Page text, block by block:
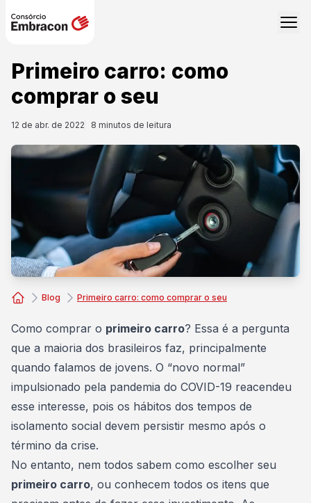
Primeiro carro: como
comprar o seu
12 de abr. de 2022 8 minutos de leitura
Blog Primeiro carro: como comprar o seu
Como comprar o primeiro carro? Essa é a pergunta
que a maioria dos brasileiros faz, principalmente
quando falamos de jovens. O “novo normal”
impulsionado pela pandemia do COVID-19 reacendeu
esse interesse, pois os hábitos dos tempos de
isolamento social devem persistir mesmo após o
término da crise.
No entanto, nem todos sabem como escolher seu
primeiro carro, ou conhecem todos os itens que